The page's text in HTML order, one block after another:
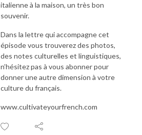
italienne à la maison, un très bon
souvenir.
Dans la lettre qui accompagne cet
épisode vous trouverez des photos,
des notes culturelles et linguistiques,
n’hésitez pas à vous abonner pour
donner une autre dimension à votre
culture du français.
www.cultivateyourfrench.com